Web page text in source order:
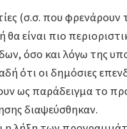
(σ.σ. που φρενάρουν
θα είναι πιο
όσο και λόγω της
ότι οι δημόσιες
ως παράδειγμα το
διαψεύσθηκαν.